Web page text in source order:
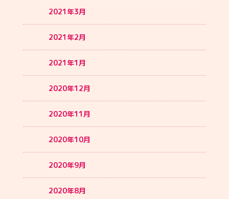
2021年3月
2021年2月
2021年1月
2020年12月
2020年11月
2020年10月
2020年9月
2020年8月